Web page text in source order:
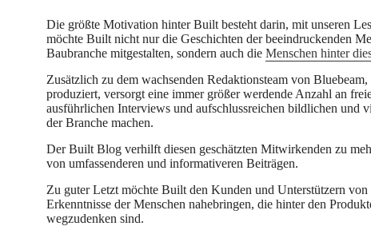
Die größte Motivation hinter Built besteht darin, mit unseren
möchte Built nicht nur die Geschichten der beeindruckenden
Baubranche mitgestalten, sondern auch die Menschen hinter
Zusätzlich zu dem wachsenden Redaktionsteam von
produziert, versorgt eine immer größer werdende Anzahl an
ausführlichen Interviews und aufschlussreichen bildlichen und
der Branche machen.
Der Built Blog verhilft diesen geschätzten Mitwirkenden zu
von umfassenderen und informativeren Beiträgen.
Zu guter Letzt möchte Built den Kunden und Unterstützern
Erkenntnisse der Menschen nahebringen, die hinter den
wegzudenken sind.